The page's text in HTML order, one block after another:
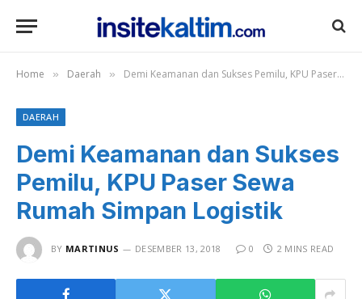
Home » Daerah » Demi Keamanan dan Sukses Pemilu, KPU Paser Sewa Rumah Simpan Logistik
DAERAH
Demi Keamanan dan Sukses
Pemilu, KPU Paser Sewa
Rumah Simpan Logistik
BY MARTINUS DESEMBER 13, 2018 0 2 MINS READ